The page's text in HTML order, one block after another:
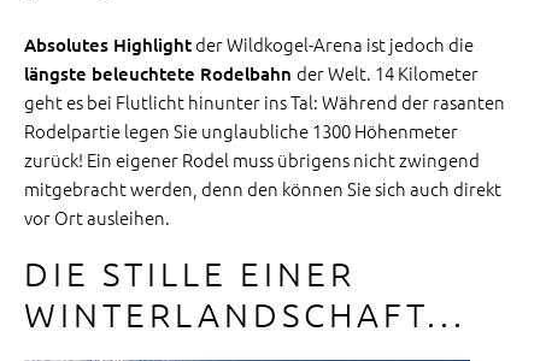
Absolutes Highlightder Wildkogel-Arena ist jedoch die
längste beleuchtete Rodelbahn der Welt. 14 Kilometer
geht es bei Flutlicht hinunter ins Tal: Während der rasanten
Rodelpartie legen Sie unglaubliche 1300 Höhenmeter
zurück! Ein eigener Rodel muss übrigens nicht zwingend
mitgebracht werden, denn den können Sie sich auch direkt
vor Ort ausleihen.
DIE STILLE EINER
WINTERLANDSCHAFT...